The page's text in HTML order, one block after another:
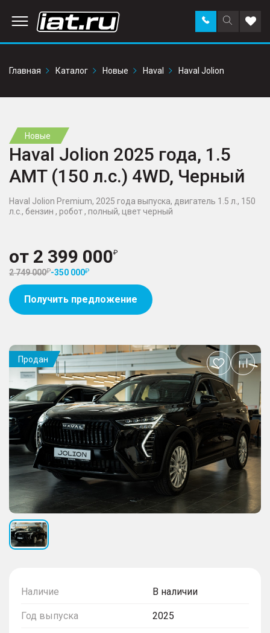
Поиск
по
Заказать
звонок в
Главная
Каталог Новые Haval Haval Jolion
Новые
Haval Jolion 2025 года, 1.5
AMT (150 л.с.) 4WD, Черный
Haval Jolion Premium, 2025 года выпуска, двигатель 1.5 л., 150
л.с., бензин , робот , полный, цвет черный
от 2 399 000
2 749 000 -350 000
Получить предложение
Наличие В наличии
Год выпуска 2025
Продан
Добавить
в
избранное